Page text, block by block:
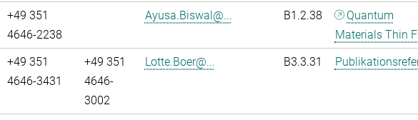
+49 351
4646-2238
Ayusa.Biswal@... B1.2.38
Quantum
Materials Thin
+49 351
4646-3431
+49 351
4646-
3002
Lotte.Boer@... B3.3.31